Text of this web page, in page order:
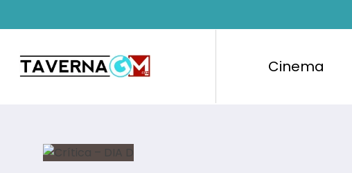
para
conteúdo
Cinema